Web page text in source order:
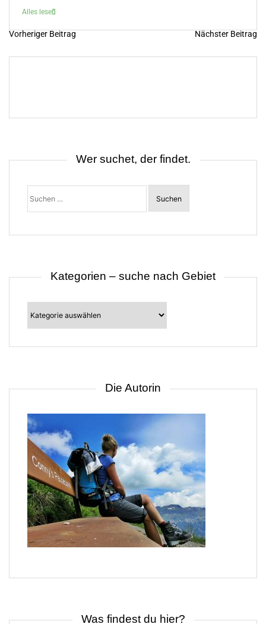
Alles lesen
B
a
a
Vorheriger Beitrag Nächster Beitrag
Wer suchet, der findet.
Suchen
nach:
Kategorien – suche nach Gebiet
Kategorien
–
suche
nach
Die Autorin
Was findest du hier?